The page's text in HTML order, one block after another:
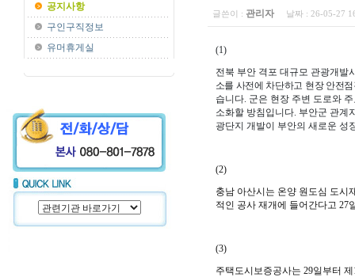
공지사항
구인구직정보
유머휴게실
글쓴이 : 관리자 날짜 : 26-05-27
(1)
전북 부안 격포 대규모 관광개발
소를 사전에 차단하고 현장 안전
습니다. 군은 현장 주변 도로와
소화할 방침입니다. 부안군 관계
광단지 개발이 부안의 새로운 성
(2)
충남 아산시는 온양 원도심 도시
적인 공사 재개에 들어간다고 27
(3)
주택도시보증공사는 29일부터